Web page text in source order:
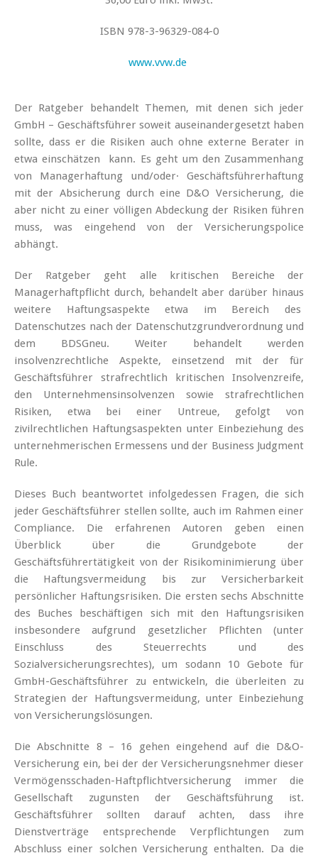
ISBN 978-3-96329-084-0
www.vvw.de
Der Ratgeber behandelt Themen, mit denen sich jeder
GmbH – Geschäftsführer soweit auseinandergesetzt haben
sollte, dass er die Risiken auch ohne externe Berater in
etwa einschätzen kann. Es geht um den Zusammenhang
von Managerhaftung und/oder· Geschäftsführerhaftung
mit der Absicherung durch eine D&O Versicherung, die
aber nicht zu einer völligen Abdeckung der Risiken führen
muss, was eingehend von der Versicherungspolice
abhängt.
Der Ratgeber geht alle kritischen Bereiche der
Managerhaftpflicht durch, behandelt aber darüber hinaus
weitere Haftungsaspekte etwa im Bereich des
Datenschutzes nach der Datenschutzgrundverordnung und
dem BDSGneu. Weiter behandelt werden
insolvenzrechtliche Aspekte, einsetzend mit der für
Geschäftsführer strafrechtlich kritischen Insolvenzreife,
den Unternehmensinsolvenzen sowie strafrechtlichen
Risiken, etwa bei einer Untreue, gefolgt von
zivilrechtlichen Haftungsaspekten unter Einbeziehung des
unternehmerischen Ermessens und der Business Judgment
Rule.
Dieses Buch beantwortet infolgedessen Fragen, die sich
jeder Geschäftsführer stellen sollte, auch im Rahmen einer
Compliance. Die erfahrenen Autoren geben einen
Überblick über die Grundgebote der
Geschäftsführertätigkeit von der Risikominimierung über
die Haftungsvermeidung bis zur Versicherbarkeit
persönlicher Haftungsrisiken. Die ersten sechs Abschnitte
des Buches beschäftigen sich mit den Haftungsrisiken
insbesondere aufgrund gesetzlicher Pflichten (unter
Einschluss des Steuerrechts und des
Sozialversicherungsrechtes), um sodann 10 Gebote für
GmbH-Geschäftsführer zu entwickeln, die überleiten zu
Strategien der Haftungsvermeidung, unter Einbeziehung
von Versicherungslösungen.
Die Abschnitte 8 – 16 gehen eingehend auf die D&O-
Versicherung ein, bei der der Versicherungsnehmer dieser
Vermögensschaden-Haftpflichtversicherung immer die
Gesellschaft zugunsten der Geschäftsführung ist.
Geschäftsführer sollten darauf achten, dass ihre
Dienstverträge entsprechende Verpflichtungen zum
Abschluss einer solchen Versicherung enthalten. Da die